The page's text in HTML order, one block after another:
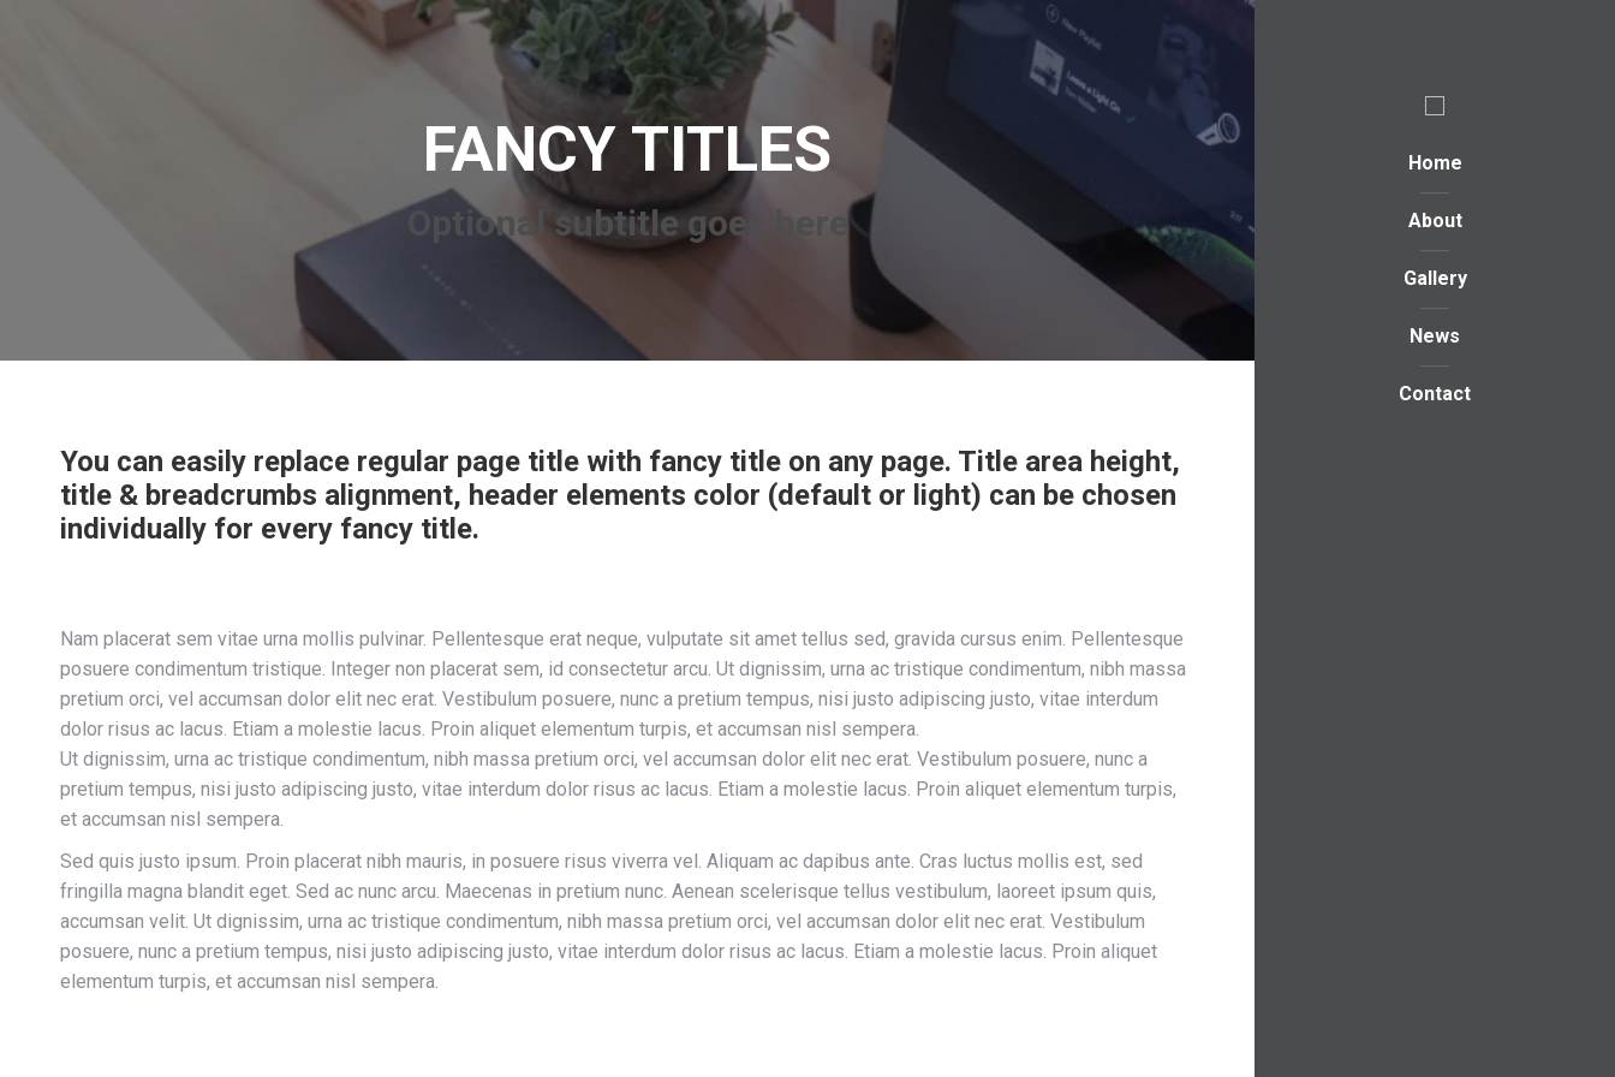
Home
About
Gallery
News
Contact
FANCY TITLES
Optional subtitle goes here
You can easily replace regular page title with fancy title on any page. Title area height,
title & breadcrumbs alignment, header elements color (default or light) can be chosen
individually for every fancy title.
Nam placerat sem vitae urna mollis pulvinar. Pellentesque erat neque, vulputate sit amet tellus sed, gravida cursus enim. Pellentesque
posuere condimentum tristique. Integer non placerat sem, id consectetur arcu. Ut dignissim, urna ac tristique condimentum, nibh massa
pretium orci, vel accumsan dolor elit nec erat. Vestibulum posuere, nunc a pretium tempus, nisi justo adipiscing justo, vitae interdum
dolor risus ac lacus. Etiam a molestie lacus. Proin aliquet elementum turpis, et accumsan nisl sempera.
Ut dignissim, urna ac tristique condimentum, nibh massa pretium orci, vel accumsan dolor elit nec erat. Vestibulum posuere, nunc a
pretium tempus, nisi justo adipiscing justo, vitae interdum dolor risus ac lacus. Etiam a molestie lacus. Proin aliquet elementum turpis,
et accumsan nisl sempera.
Sed quis justo ipsum. Proin placerat nibh mauris, in posuere risus viverra vel. Aliquam ac dapibus ante. Cras luctus mollis est, sed
fringilla magna blandit eget. Sed ac nunc arcu. Maecenas in pretium nunc. Aenean scelerisque tellus vestibulum, laoreet ipsum quis,
accumsan velit. Ut dignissim, urna ac tristique condimentum, nibh massa pretium orci, vel accumsan dolor elit nec erat. Vestibulum
posuere, nunc a pretium tempus, nisi justo adipiscing justo, vitae interdum dolor risus ac lacus. Etiam a molestie lacus. Proin aliquet
elementum turpis, et accumsan nisl sempera.